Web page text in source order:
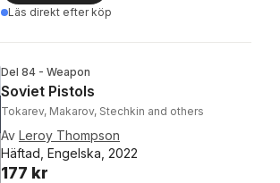
Läs direkt efter köp
Del 84 - Weapon
Soviet Pistols
Tokarev, Makarov, Stechkin and others
Av Leroy Thompson
Häftad, Engelska, 2022
177 kr